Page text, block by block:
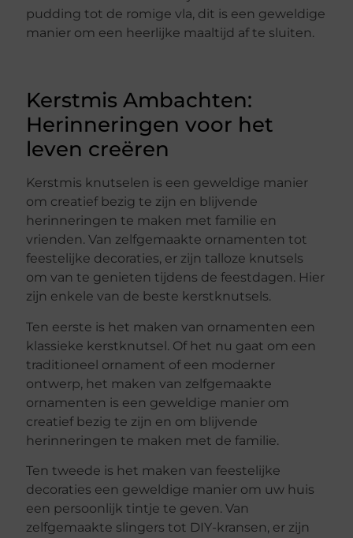
pudding tot de romige vla, dit is een geweldige
manier om een heerlijke maaltijd af te sluiten.
Kerstmis Ambachten:
Herinneringen voor het
leven creëren
Kerstmis knutselen is een geweldige manier
om creatief bezig te zijn en blijvende
herinneringen te maken met familie en
vrienden. Van zelfgemaakte ornamenten tot
feestelijke decoraties, er zijn talloze knutsels
om van te genieten tijdens de feestdagen. Hier
zijn enkele van de beste kerstknutsels.
Ten eerste is het maken van ornamenten een
klassieke kerstknutsel. Of het nu gaat om een
traditioneel ornament of een moderner
ontwerp, het maken van zelfgemaakte
ornamenten is een geweldige manier om
creatief bezig te zijn en om blijvende
herinneringen te maken met de familie.
Ten tweede is het maken van feestelijke
decoraties een geweldige manier om uw huis
een persoonlijk tintje te geven. Van
zelfgemaakte slingers tot DIY-kransen, er zijn